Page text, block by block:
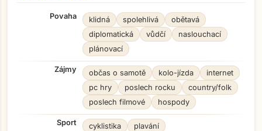
Povaha klidná spolehlivá
obětavá
diplomatická
vůdčí
naslouchací
plánovací
Zájmy občas o samotě kolo-jízda
internet
pc hry
poslech rocku
country/folk
poslech filmové
hospody
Sport cyklistika plavání